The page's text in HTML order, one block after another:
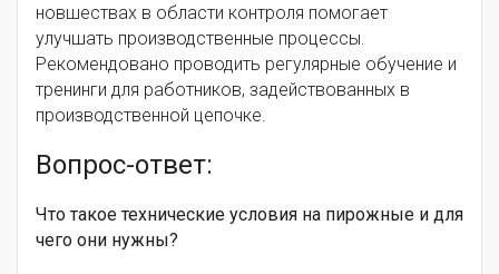
новшествах в области контроля помогает
улучшать производственные процессы.
Рекомендовано проводить регулярные обучение и
тренинги для работников, задействованных в
производственной цепочке.
Вопрос-ответ:
Что такое технические условия на пирожные и для
чего они нужны?